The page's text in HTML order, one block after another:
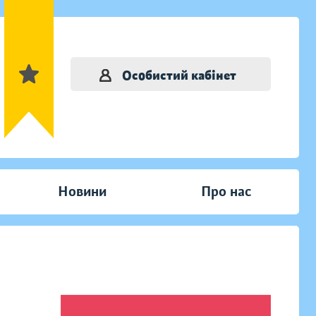
Особистий кабінет
Новини Про нас